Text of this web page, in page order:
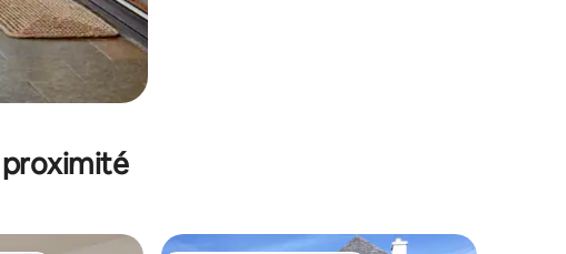
proximité